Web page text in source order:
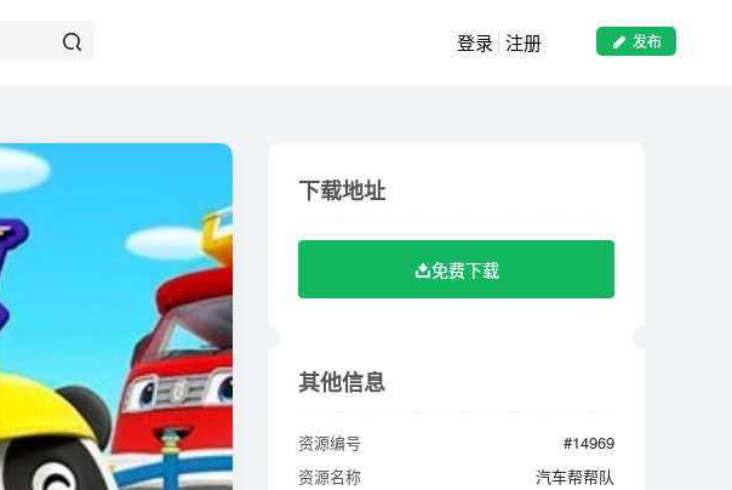
发布
登录 注册
免费下载
资源名称
汽车帮帮队
所属分类
童谣儿歌
下载地址
免费下载
其他信息
资源编号
#14969
资源名称
汽车帮帮队